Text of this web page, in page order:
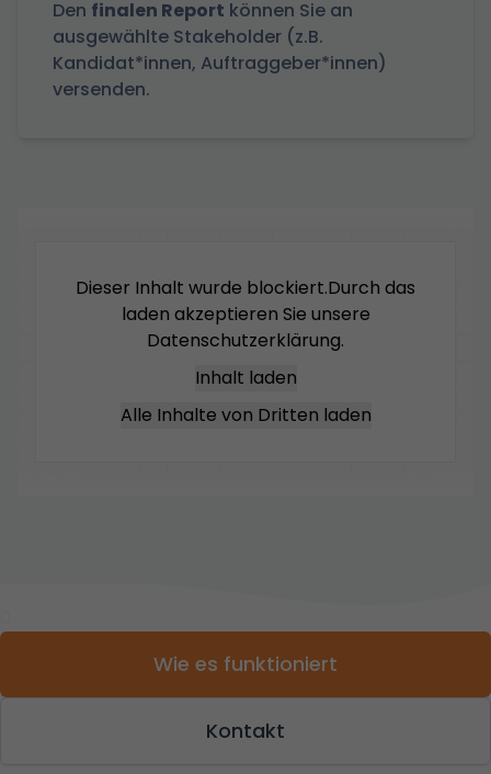
Den finalen Report können Sie an
ausgewählte Stakeholder (z.B.
Kandidat*innen, Auftraggeber*innen)
versenden.
Dieser Inhalt wurde blockiert.Durch das
laden akzeptieren Sie unsere
Datenschutzerklärung.
Inhalt laden
Alle Inhalte von Dritten laden
Wie es funktioniert
Kontakt